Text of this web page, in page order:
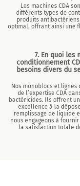
Les machines CDA
différents types de
produits
optimal, offrant ainsi une
7. En quoi les
conditionnement
besoins divers du
Nos monoblocs et
de l’expertise CDA
bactéricides. Ils offrent
excellence à la
remplissage de liquide
nous engageons à
la satisfaction totale